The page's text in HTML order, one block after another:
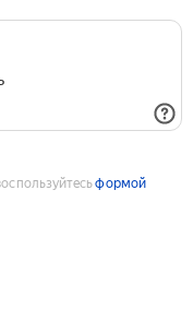
формой